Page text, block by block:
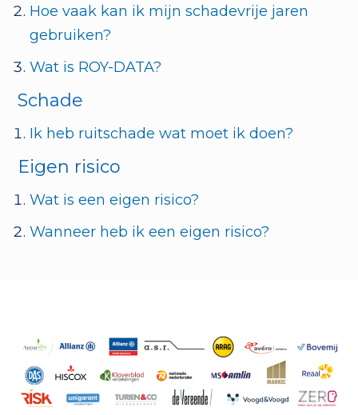
Hoe vaak kan ik mijn schadevrije jaren
gebruiken?
Wat is ROY-DATA?
Schade
Ik heb ruitschade wat moet ik doen?
Eigen risico
Wat is een eigen risico?
Wanneer heb ik een eigen risico?